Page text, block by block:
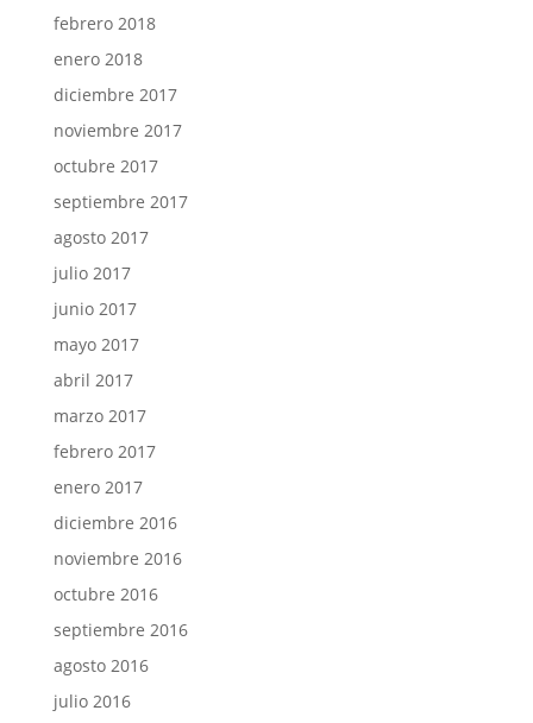
febrero 2018
enero 2018
diciembre 2017
noviembre 2017
octubre 2017
septiembre 2017
agosto 2017
julio 2017
junio 2017
mayo 2017
abril 2017
marzo 2017
febrero 2017
enero 2017
diciembre 2016
noviembre 2016
octubre 2016
septiembre 2016
agosto 2016
julio 2016